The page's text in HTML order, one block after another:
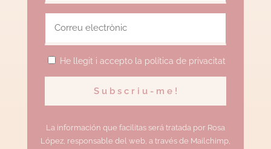
He llegit i accepto la política de privacitat
La información que facilitas será tratada por Rosa
López, responsable del web, a través de Mailchimp,